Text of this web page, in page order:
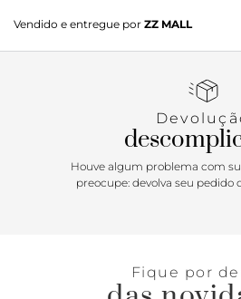
modelo apresenta cabedal em
De solado rasteiro emborrachado
efeito tramado - uma sobre os
atrás, deixa os dedos e o calcanhar
Porque Apostar: A rasteirinha traz
bem delicado para as
temporada de Alto Verão Anacapri
Vendido e entregue por ZZ MALL
Houve algum problema com
preocupe: devolva seu pedido
Fique por